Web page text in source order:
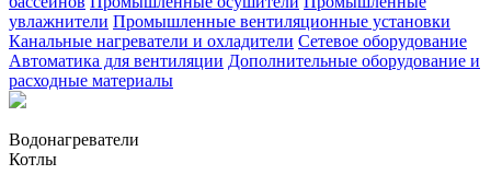
увлажнители Промышленные вентиляционные установки
Канальные нагреватели и охладители Сетевое оборудование
Автоматика для вентиляции Дополнительные оборудование и
расходные материалы
Водонагреватели
Котлы